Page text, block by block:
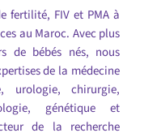
fertilité, FIV et PMA à
au Maroc. Avec plus
de bébés nés, nous
de la médecine
urologie, chirurgie,
génétique et
de la recherche